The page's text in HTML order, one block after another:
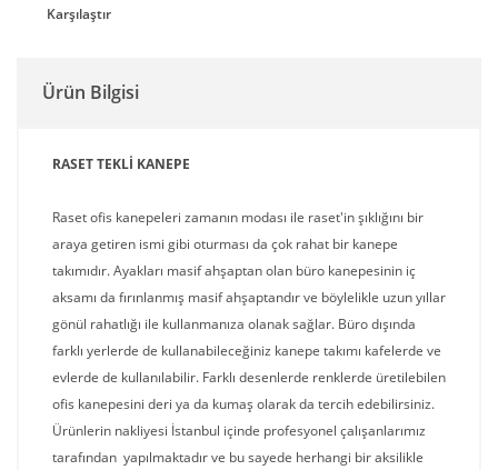
Karşılaştır
Ürün Bilgisi
RASET TEKLİ KANEPE
Raset ofis kanepeleri zamanın modası ile raset'in şıklığını bir
araya getiren ismi gibi oturması da çok rahat bir kanepe
takımıdır. Ayakları masif ahşaptan olan büro kanepesinin iç
aksamı da fırınlanmış masif ahşaptandır ve böylelikle uzun yıllar
gönül rahatlığı ile kullanmanıza olanak sağlar. Büro dışında
farklı yerlerde de kullanabileceğiniz kanepe takımı kafelerde ve
evlerde de kullanılabilir. Farklı desenlerde renklerde üretilebilen
ofis kanepesini deri ya da kumaş olarak da tercih edebilirsiniz.
Ürünlerin nakliyesi İstanbul içinde profesyonel çalışanlarımız
tarafından yapılmaktadır ve bu sayede herhangi bir aksilikle